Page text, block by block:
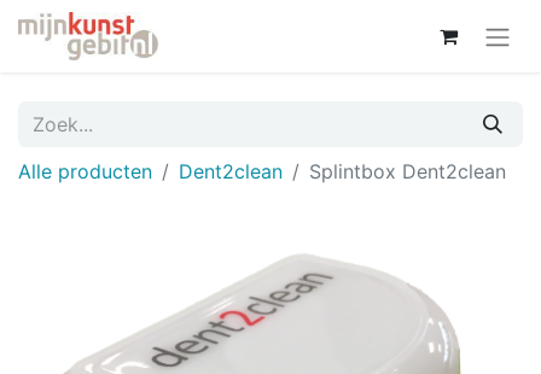
Alle producten Dent2clean Splintbox Dent2clean